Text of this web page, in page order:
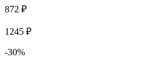
872 ₽
1245 ₽
-30%